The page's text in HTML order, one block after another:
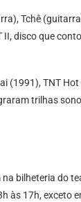
Tchê
II, disco que
(1991), TNT
trilhas
na bilheteria do
às 17h, exceto